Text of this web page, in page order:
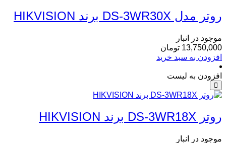
روتر مدل DS-3WR30X برند HIKVISION
موجود در انبار
13,750,000 تومان
افزودن به سبد خرید
افزودن به لیست
روتر DS-3WR18X برند HIKVISION
موجود در انبار